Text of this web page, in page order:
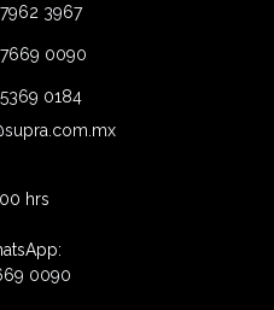
3967
0090
0184
hrs
0090